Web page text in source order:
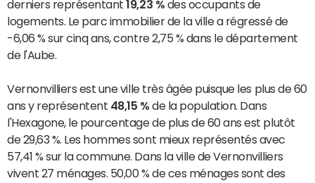
derniers représentant19,23 % des occupants de
logements. Le parc immobilier de la ville a régressé de
-6,06 % sur cinq ans, contre 2,75 % dans le département
de l'Aube.
Vernonvilliers est une ville très âgée puisque les plus de 60
ans y représentent 48,15 % de la population. Dans
l'Hexagone, le pourcentage de plus de 60 ans est plutôt
de 29,63 %. Les hommes sont mieux représentés avec
57,41 % sur la commune. Dans la ville de Vernonvilliers
vivent 27 ménages. 50,00 % de ces ménages sont des